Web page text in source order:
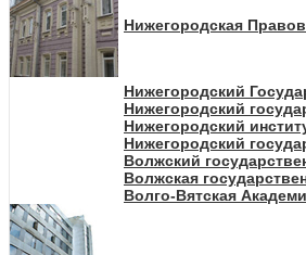
Нижегородская
Нижегородский
Нижегородский
Нижегородский
Нижегородский
Волжский
Волжская
Волго-Вятская